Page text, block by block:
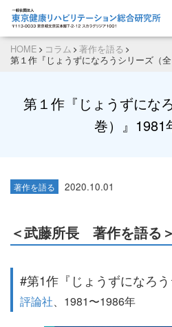
HOME コラム
著作を語る
第１作『じょうずになろうシリーズ（
第１作『じょうずにな
巻）』1981
著作を語る 2020.10.01
＜武藤所長 著作を語る＞
#第1作『じょうずになろう
評論社 、1981〜1986年